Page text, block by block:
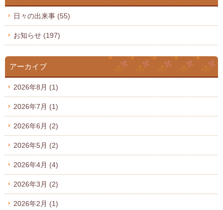
日々の出来事 (55)
お知らせ (197)
アーカイブ
2026年8月 (1)
2026年7月 (1)
2026年6月 (2)
2026年5月 (2)
2026年4月 (4)
2026年3月 (2)
2026年2月 (1)